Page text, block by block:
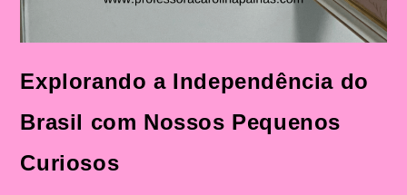
Explorando a Independência do
Brasil com Nossos Pequenos
Curiosos